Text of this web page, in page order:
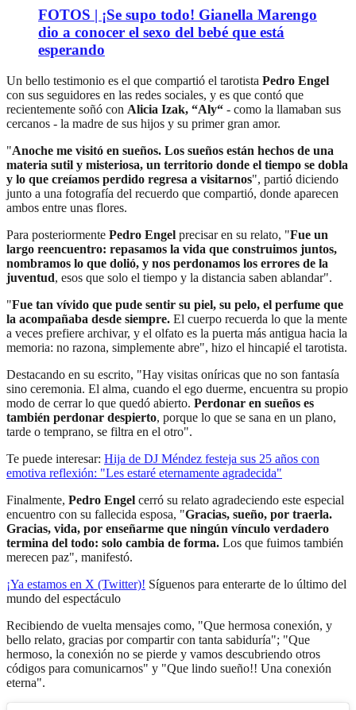
FOTOS | ¡Se supo todo! Gianella Marengo
dio a conocer el sexo del bebé que está
esperando
Un bello testimonio es el que compartió el tarotista Pedro Engel
con sus seguidores en las redes sociales, y es que contó que
recientemente soñó con Alicia Izak, “Aly“ - como la llamaban sus
cercanos - la madre de sus hijos y su primer gran amor.
"Anoche me visitó en sueños. Los sueños están hechos de una
materia sutil y misteriosa, un territorio donde el tiempo se dobla
y lo que creíamos perdido regresa a visitarnos", partió diciendo
junto a una fotografía del recuerdo que compartió, donde aparecen
ambos entre unas flores.
Para posteriormente Pedro Engel precisar en su relato, "Fue un
largo reencuentro: repasamos la vida que construimos juntos,
nombramos lo que dolió, y nos perdonamos los errores de la
juventud, esos que solo el tiempo y la distancia saben ablandar".
"Fue tan vívido que pude sentir su piel, su pelo, el perfume que
la acompañaba desde siempre. El cuerpo recuerda lo que la mente
a veces prefiere archivar, y el olfato es la puerta más antigua hacia la
memoria: no razona, simplemente abre", hizo el hincapié el tarotista.
Destacando en su escrito, "Hay visitas oníricas que no son fantasía
sino ceremonia. El alma, cuando el ego duerme, encuentra su propio
modo de cerrar lo que quedó abierto. Perdonar en sueños es
también perdonar despierto, porque lo que se sana en un plano,
tarde o temprano, se filtra en el otro".
Te puede interesar: Hija de DJ Méndez festeja sus 25 años con
emotiva reflexión: "Les estaré eternamente agradecida"
Finalmente, Pedro Engel cerró su relato agradeciendo este especial
encuentro con su fallecida esposa, "Gracias, sueño, por traerla.
Gracias, vida, por enseñarme que ningún vínculo verdadero
termina del todo: solo cambia de forma. Los que fuimos también
merecen paz", manifestó.
¡Ya estamos en X (Twitter)! Síguenos para enterarte de lo último del
mundo del espectáculo
Recibiendo de vuelta mensajes como, "Que hermosa conexión, y
bello relato, gracias por compartir con tanta sabiduría"; "Que
hermoso, la conexión no se pierde y vamos descubriendo otros
códigos para comunicarnos" y "Que lindo sueño!! Una conexión
eterna".